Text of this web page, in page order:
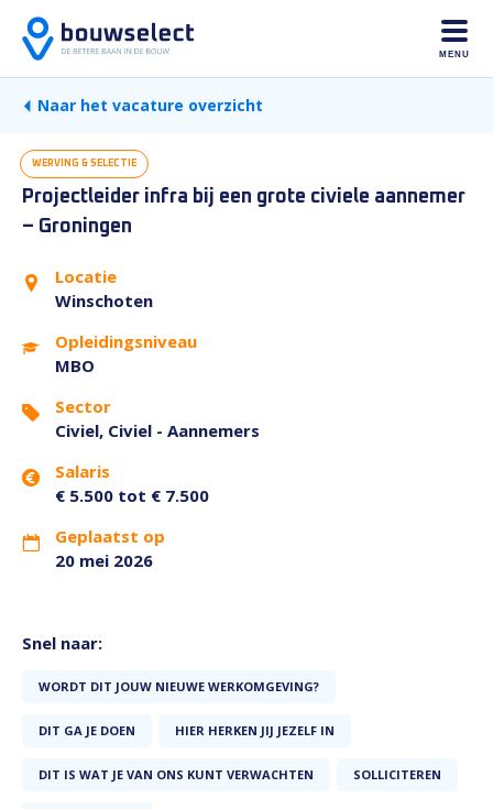
MENU
Naar het vacature overzicht
Projectleider infra bij een grote civiele aannemer
– Groningen
WERVING & SELECTIE
Locatie
Winschoten
Opleidingsniveau
MBO
Sector
Civiel, Civiel - Aannemers
Salaris
€ 5.500 tot € 7.500
Geplaatst op
20 mei 2026
Snel naar:
WORDT DIT JOUW NIEUWE WERKOMGEVING?
DIT GA JE DOEN HIER HERKEN JIJ JEZELF IN
DIT IS WAT JE VAN ONS KUNT VERWACHTEN SOLLICITEREN